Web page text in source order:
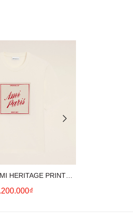
HERITAGE PRINT
CREAM)